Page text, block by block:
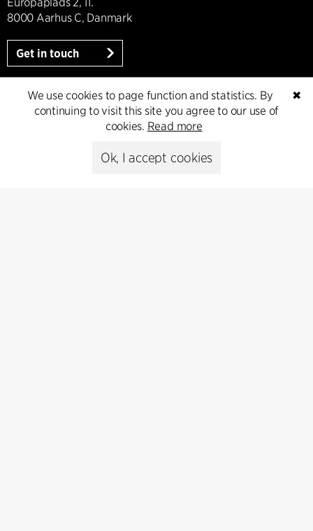
8000 Aarhus C, Danmark
Get in touch
Presse
Head of Communications
✖
We use cookies to page function and statistics. By
continuing to visit this site you agree to our use of
cookies. Read more
Ok, I accept cookies